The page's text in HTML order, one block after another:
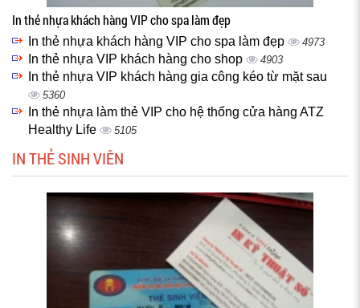
In thẻ nhựa khách hàng VIP cho spa làm đẹp
In thẻ nhựa khách hàng VIP cho spa làm đẹp 4973
In thẻ nhựa VIP khách hàng cho shop 4903
In thẻ nhựa VIP khách hàng gia công kéo từ mặt sau
5360
In thẻ nhựa làm thẻ VIP cho hệ thống cửa hàng ATZ
Healthy Life
5105
IN THẺ SINH VIÊN